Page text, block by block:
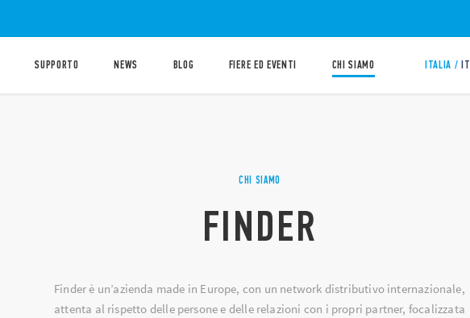
SUPPORTO NEWS BLOG FIERE ED EVENTI CHI SIAMO ITALIA / IT
CHI SIAMO
FINDER
Finder è un’azienda made in Europe, con un network distributivo internazionale,
attenta al rispetto delle persone e delle relazioni con i propri partner, focalizzata